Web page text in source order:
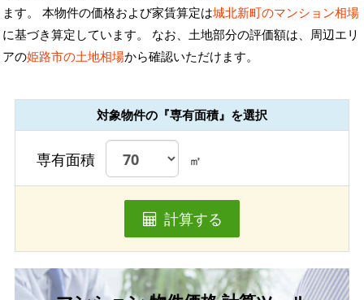
ます。 本物件の価格および家賃算定は城北新町のマンション相場
に基づき算定しています。 なお、土地部分の評価額は、周辺エリ
アの姫路市の土地相場から確認いただけます。
対象物件の『専有面積』を選択
専有面積 ㎡
計算する